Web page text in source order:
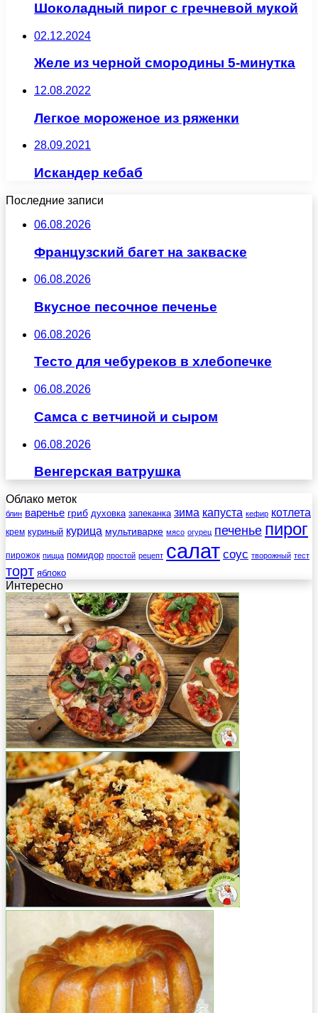
Шоколадный пирог с гречневой мукой
02.12.2024
Желе из черной смородины 5-минутка
12.08.2022
Легкое мороженое из ряженки
28.09.2021
Искандер кебаб
Последние записи
06.08.2026
Французский багет на закваске
06.08.2026
Вкусное песочное печенье
06.08.2026
Тесто для чебуреков в хлебопечке
06.08.2026
Самса с ветчиной и сыром
06.08.2026
Венгерская ватрушка
Облако меток
блин варенье гриб духовка запеканка зима капуста кефир котлета
крем куриный курица мультиварке мясо огурец печенье пирог
пирожок пицца помидор простой рецепт салат соус творожный тест
торт яблоко
Интересно